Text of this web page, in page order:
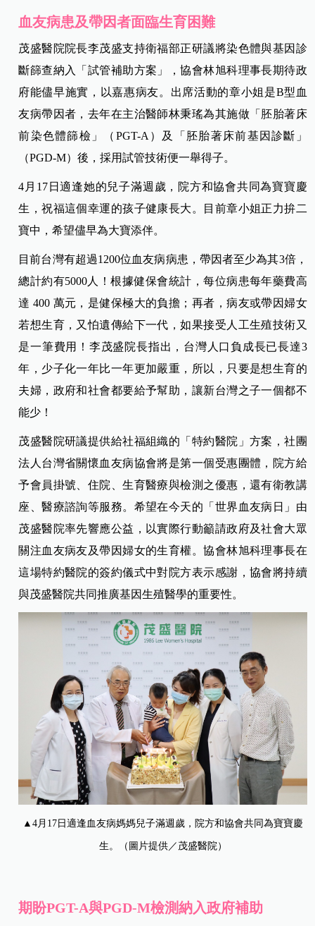
血友病患及帶因者面臨生育困難
茂盛醫院院長李茂盛支持衛福部正研議將染色體與基因診
斷篩查納入「試管補助方案」，協會林旭科理事長期待政
府能儘早施實，以嘉惠病友。出席活動的章小姐是B型血
友病帶因者，去年在主治醫師林秉瑤為其施做「胚胎著床
前染色體篩檢」（PGT-A）及「胚胎著床前基因診斷」
（PGD-M）後，採用試管技術便一舉得子。
4月17日適逢她的兒子滿週歲，院方和協會共同為寶寶慶
生，祝福這個幸運的孩子健康長大。目前章小姐正力拚二
寶中，希望儘早為大寶添伴。
目前台灣有超過1200位血友病病患，帶因者至少為其3倍，
總計約有5000人！根據健保會統計，每位病患每年藥費高
達 400 萬元，是健保極大的負擔；再者，病友或帶因婦女
若想生育，又怕遺傳給下一代，如果接受人工生殖技術又
是一筆費用！李茂盛院長指出，台灣人口負成長已長達3
年，少子化一年比一年更加嚴重，所以，只要是想生育的
夫婦，政府和社會都要給予幫助，讓新台灣之子一個都不
能少！
茂盛醫院研議提供給社福組織的「特約醫院」方案，社團
法人台灣省關懷血友病協會將是第一個受惠團體，院方給
予會員掛號、住院、生育醫療與檢測之優惠，還有衛教講
座、醫療諮詢等服務。希望在今天的「世界血友病日」由
茂盛醫院率先響應公益，以實際行動籲請政府及社會大眾
關注血友病友及帶因婦女的生育權。協會林旭科理事長在
這場特約醫院的簽約儀式中對院方表示感謝，協會將持續
與茂盛醫院共同推廣基因生殖醫學的重要性。
▲4月17日適逢血友病媽媽兒子滿週歲，院方和協會共同為寶寶慶
生。（圖片提供／茂盛醫院）
期盼PGT-A與PGD-M檢測納入政府補助